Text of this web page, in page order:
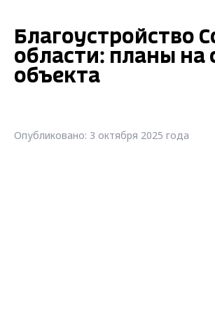
Благоустройство
области: планы
объекта
Опубликовано: 3 октября 2025 года